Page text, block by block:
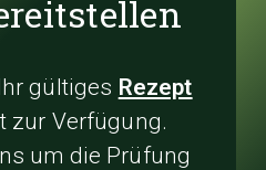
gültiges Rezept
zur Verfügung.
um die Prüfung